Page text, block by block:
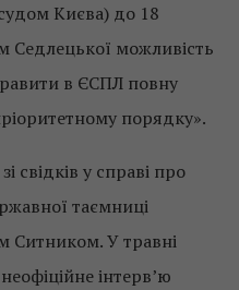
Києва) до 18
Седлецької можливість
в ЄСПЛ повну
порядку».
свідків у справі про
таємниці
У травні
інтерв’ю